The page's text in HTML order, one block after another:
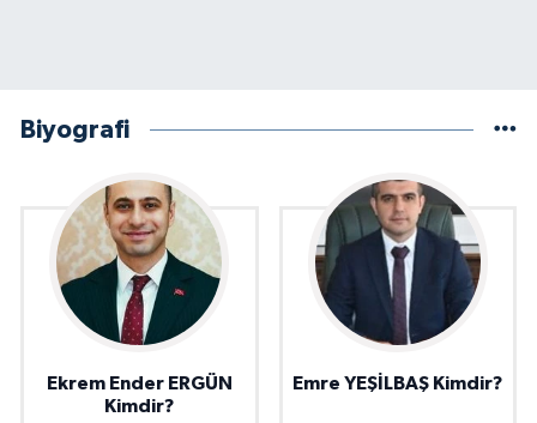
Biyografi
Ekrem Ender ERGÜN
Kimdir?
Emre YEŞİLBAŞ Kimdir?